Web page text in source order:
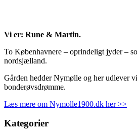
Vi er: Rune & Martin.
To Københavnere – oprindeligt jyder –
nordsjælland.
Gården hedder Nymølle og her udlever
bonderøvsdrømme.
Læs mere om Nymolle1900.dk her >>
Kategorier